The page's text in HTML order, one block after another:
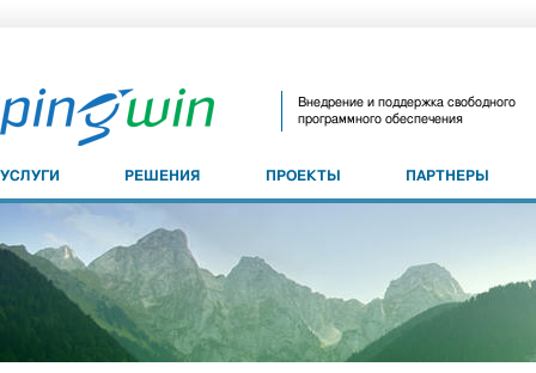
Внедрение и поддержка свободного
программного обеспечения
УСЛУГИ РЕШЕНИЯ ПРОЕКТЫ ПАРТНЕРЫ